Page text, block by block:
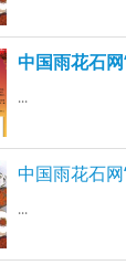
中国雨花石
...
中国雨花石
...